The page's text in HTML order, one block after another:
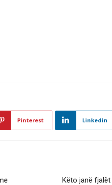
Pinterest Linkedin
Këto janë fjalët